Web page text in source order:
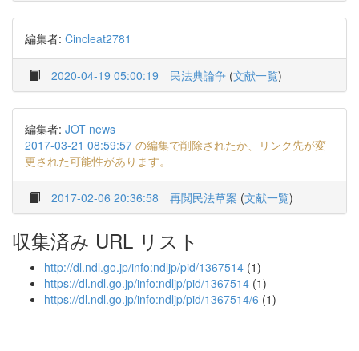
編集者: Cincleat2781
2020-04-19 05:00:19 民法典論争 (文献一覧)
編集者: JOT news
2017-03-21 08:59:57 の編集で削除されたか、リンク先が変
更された可能性があります。
2017-02-06 20:36:58 再閲民法草案 (文献一覧)
収集済み URL リスト
http://dl.ndl.go.jp/info:ndljp/pid/1367514 (1)
https://dl.ndl.go.jp/info:ndljp/pid/1367514 (1)
https://dl.ndl.go.jp/info:ndljp/pid/1367514/6 (1)